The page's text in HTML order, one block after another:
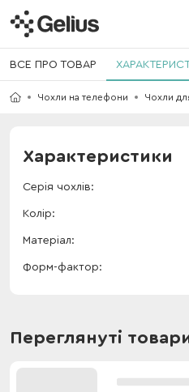
ВСЕ ПРО ТОВАР
Чохли на телефони Чохли
Характеристики
Серія чохлів
Колір
Матеріал
Форм-фактор
Переглянуті